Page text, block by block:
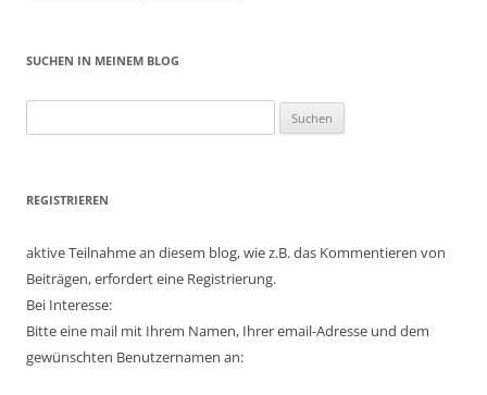
SUCHEN IN MEINEM BLOG
nach:
REGISTRIEREN
aktive Teilnahme an diesem blog, wie z.B. das Kommentieren von
Beiträgen, erfordert eine Registrierung.
Bei Interesse:
Bitte eine mail mit Ihrem Namen, Ihrer email-Adresse und dem
gewünschten Benutzernamen an: